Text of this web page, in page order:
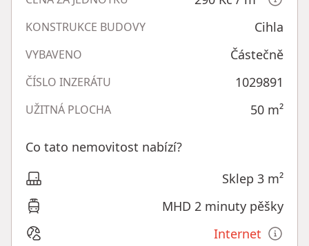
KONSTRUKCE BUDOVY Cihla
VYBAVENO Částečně
ČÍSLO INZERÁTU 1029891
UŽITNÁ PLOCHA 50 m²
Co tato nemovitost nabízí?
Sklep 3 m²
MHD 2 minuty pěšky
Internet